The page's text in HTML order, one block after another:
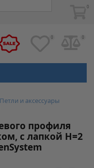
0
0 0
Петли и аксессуары
профиля
с лапкой H=2